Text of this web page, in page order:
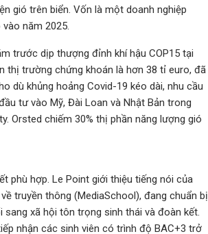
gió trên biển. Vốn là một doanh nghiệp
năm 2025.
trước dịp thượng đỉnh khí hậu COP15 tại
thị trường chứng khoán là hơn 38 tỉ euro, đã
dù khủng hoảng Covid-19 kéo dài, nhu cầu
tư vào Mỹ, Đài Loan và Nhật Bản trong
Orsted chiếm 30% thị phần năng lượng gió
phù hợp. Le Point giới thiệu tiếng nói của
truyền thông (MediaSchool), đang chuẩn bị
xã hội tôn trọng sinh thái và đoàn kết.
nhận các sinh viên có trình độ BAC+3 trở